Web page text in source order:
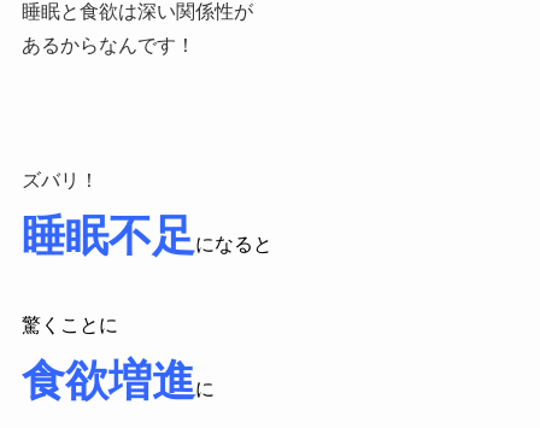
睡眠と食欲は深い関係性が
あるからなんです！
ズバリ！
睡眠不足になると
驚くことに
食欲増進に